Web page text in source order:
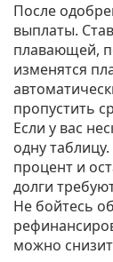
После
выплаты.
плавающей,
изменятся
пропустить
Если у вас
одну
процент и
долги
Не бойтесь
можно